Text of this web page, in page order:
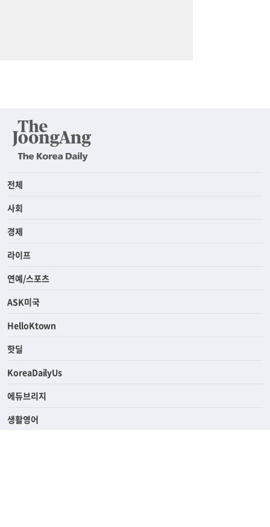
전체
사회
경제
라이프
연예/스포츠
ASK미국
HelloKtown
핫딜
KoreaDailyUs
에듀브리지